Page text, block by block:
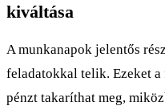
kiváltása
A munkanapok jelentős
feladatokkal telik. Ezeket
pénzt takaríthat meg,